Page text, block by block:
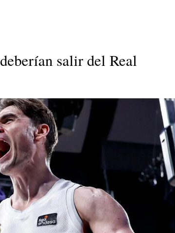
salir del Real